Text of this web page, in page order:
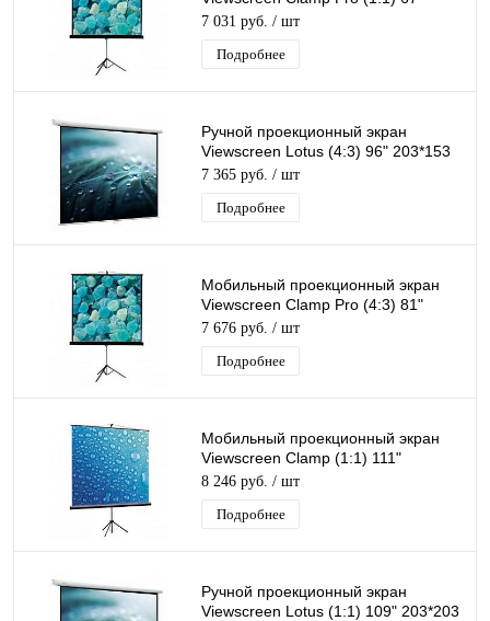
127*127 MW
7 031 руб. / шт
Подробнее
Ручной проекционный экран
Viewscreen Lotus (4:3) 96" 203*153
MW
7 365 руб. / шт
Подробнее
Мобильный проекционный экран
Viewscreen Clamp Pro (4:3) 81"
171*128 MW
7 676 руб. / шт
Подробнее
Мобильный проекционный экран
Viewscreen Clamp (1:1) 111"
200*200 MW
8 246 руб. / шт
Подробнее
Ручной проекционный экран
Viewscreen Lotus (1:1) 109" 203*203